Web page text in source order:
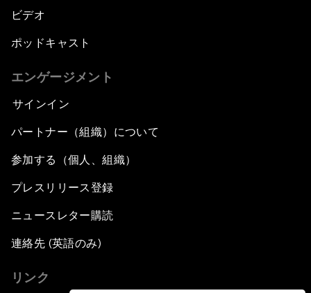
ビデオ
ポッドキャスト
エンゲージメント
サインイン
パートナー（組織）について
参加する（個人、組織）
プレスリリース登録
ニュースレター購読
連絡先 (英語のみ)
リンク